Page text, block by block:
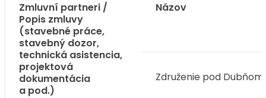
Zmluvní partneri /
Popis zmluvy
(stavebné práce,
stavebný dozor,
technická asistencia,
projektová
dokumentácia
a pod.)
Názov
Združenie pod Dubňom